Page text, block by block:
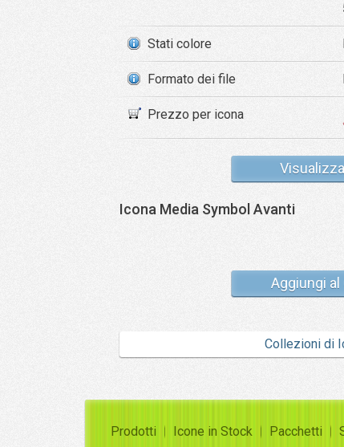
Stati colore
Formato dei file
Prezzo per icona
Icona Media Symbol Avanti
Aggiungi al
Collezioni di
Prodotti Icone in Stock Pacchetti